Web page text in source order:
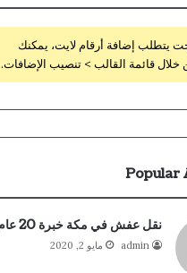
يتطلب إضافة أرقام لايت، يمكنك
خلال قائمة القالب > تنصيب الإضافات.
Popular
نقل عفش في مكة خبرة 20 عام
admin مايو 2, 2020